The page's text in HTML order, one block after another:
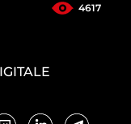
4617